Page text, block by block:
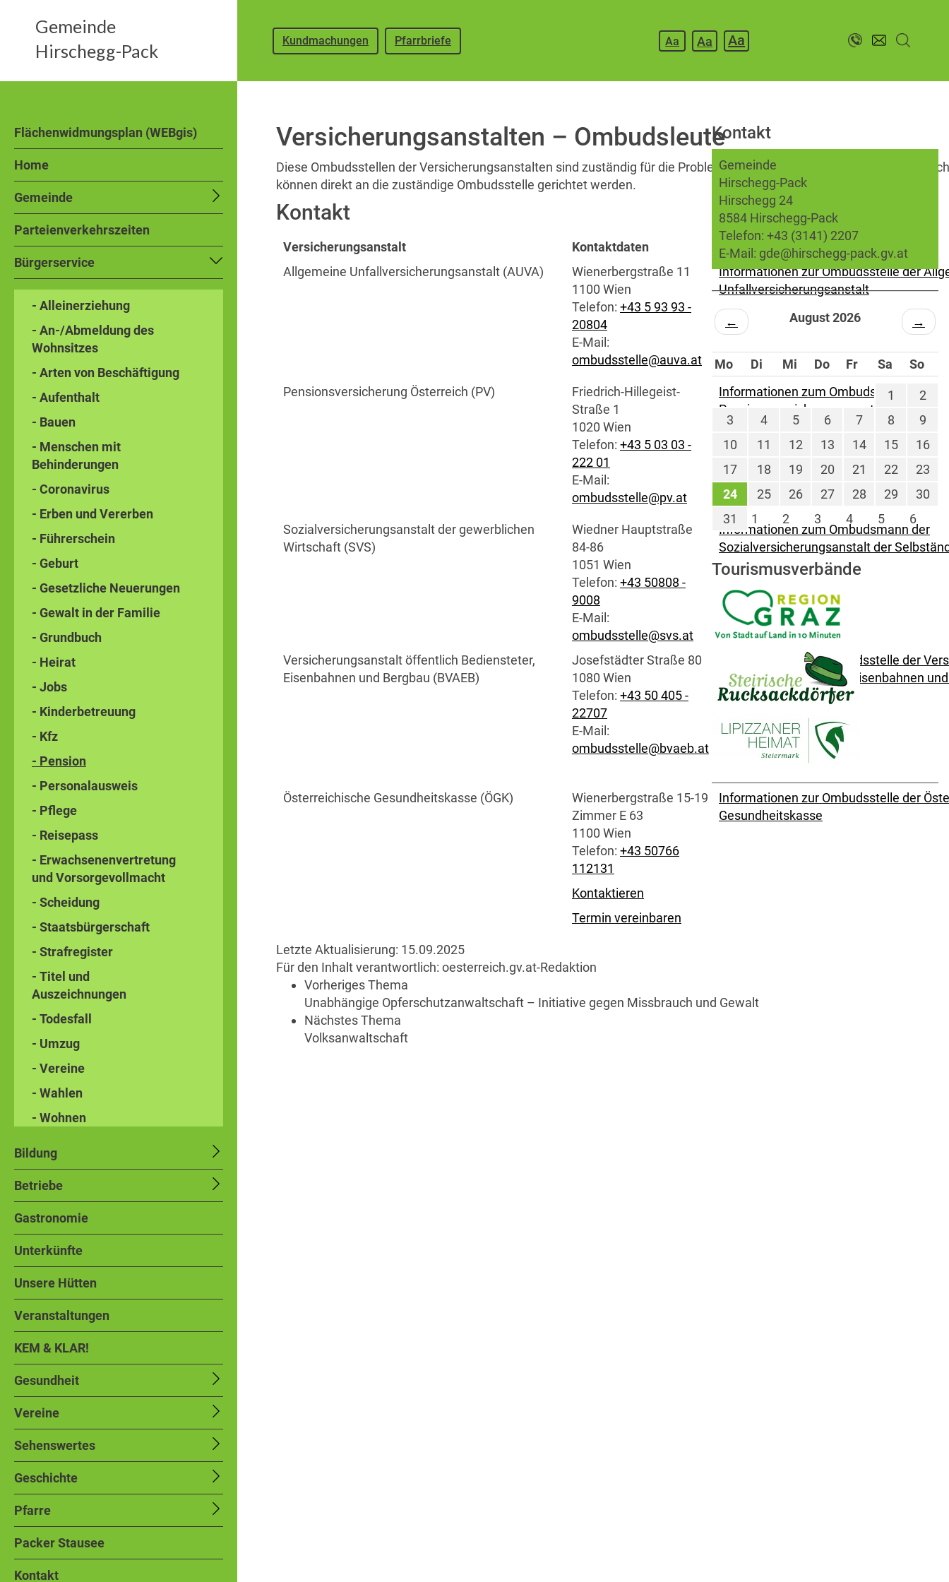
Kundmachungen Pfarrbriefe Aa Aa Aa
Gemeinde
Hirschegg-Pack
Flächenwidmungsplan (WEBgis)
Home
Gemeinde
Parteienverkehrszeiten
Bürgerservice
- Alleinerziehung
- An-/Abmeldung des
Wohnsitzes
- Arten von Beschäftigung
- Aufenthalt
- Bauen
- Menschen mit
Behinderungen
- Coronavirus
- Erben und Vererben
- Führerschein
- Geburt
- Gesetzliche Neuerungen
- Gewalt in der Familie
- Grundbuch
- Heirat
- Jobs
- Kinderbetreuung
- Kfz
- Pension
- Personalausweis
- Pflege
- Reisepass
- Erwachsenenvertretung
und Vorsorgevollmacht
- Scheidung
- Staatsbürgerschaft
- Strafregister
- Titel und
Auszeichnungen
- Todesfall
- Umzug
- Vereine
- Wahlen
- Wohnen
Bildung
Betriebe
Gastronomie
Unterkünfte
Unsere Hütten
Veranstaltungen
KEM & KLAR!
Gesundheit
Vereine
Sehenswertes
Geschichte
Pfarre
Packer Stausee
Kontakt
Versicherungsanstalten – Ombudsleute
Diese Ombudsstellen der Versicherungsanstalten sind zuständig für die Probleme der Versicherten und Patienten.
können direkt an die zuständige Ombudsstelle gerichtet werden.
Kontakt
Versicherungsanstalt Kontaktdaten
Informationen zur Ombudsstelle
Allgemeine Unfallversicherungsanstalt (AUVA)
Wienerbergstraße 11
1100 Wien
Telefon: +43 5 93 93 -
20804
E-Mail :
ombudsstelle@auva.at
Informationen zur Ombudsstelle der
Unfallversicherungsanstalt
Pensionsversicherung Österreich (PV)
Friedrich-Hillegeist-
Straße 1
1020 Wien
Telefon: +43 5 03 03 -
222 01
E-Mail :
ombudsstelle@pv.at
Informationen zum Ombudsmann der
Pensionsversicherungsanstalt
Sozialversicherungsanstalt der gewerblichen
Wirtschaft (SVS)
Wiedner Hauptstraße
84-86
1051 Wien
Telefon: +43 50808 -
9008
E-Mail :
ombudsstelle@svs.at
Informationen zum Ombudsmann der
Sozialversicherungsanstalt der
Versicherungsanstalt öffentlich Bediensteter,
Eisenbahnen und Bergbau (BVAEB)
Josefstädter Straße 80
1080 Wien
Telefon: +43 50 405 -
22707
E-Mail :
ombudsstelle@bvaeb.at
Informationen zur Ombudsstelle der
öffentlich Bediensteter, Eisenbahnen
Österreichische Gesundheitskasse (ÖGK)
Wienerbergstraße 15-19
Zimmer E 63
1100 Wien
Telefon: +43 50766
112131
Kontaktieren
Termin vereinbaren
Informationen zur Ombudsstelle der
Gesundheitskasse
Letzte Aktualisierung: 15.09.2025
Für den Inhalt verantwortlich: oesterreich.gv.at-Redaktion
Vorheriges Thema
Unabhängige Opferschutzanwaltschaft – Initiative gegen Missbrauch und Gewalt
Nächstes Thema
Volksanwaltschaft
Kontakt
Gemeinde
Hirschegg-Pack
Hirschegg 24
8584 Hirschegg-Pack
Telefon: +43 (3141) 2207
E-Mail: gde@hirschegg-pack.gv.at
← August 2026 →
Mo Di Mi Do Fr Sa So
1
2
3
4 5 6 7 8
9
10
11 12 13 14 15
16
17
18 19 20 21 22
23
24
25 26 27 28 29
30
31
1 2 3 4 5 6
Tourismusverbände